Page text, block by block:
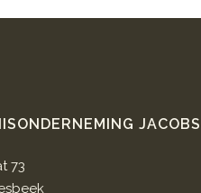
JACOBS
73